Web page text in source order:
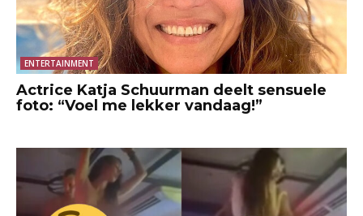
ENTERTAINMENT
Actrice Katja Schuurman deelt sensuele
foto: “Voel me lekker vandaag!”